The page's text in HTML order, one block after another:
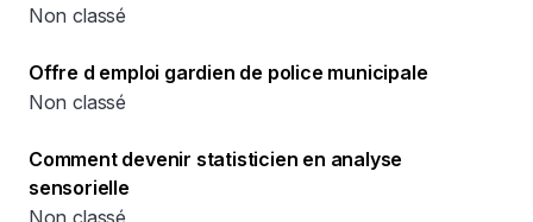
Non classé
Offre d emploi gardien de police municipale
Non classé
Comment devenir statisticien en analyse
sensorielle